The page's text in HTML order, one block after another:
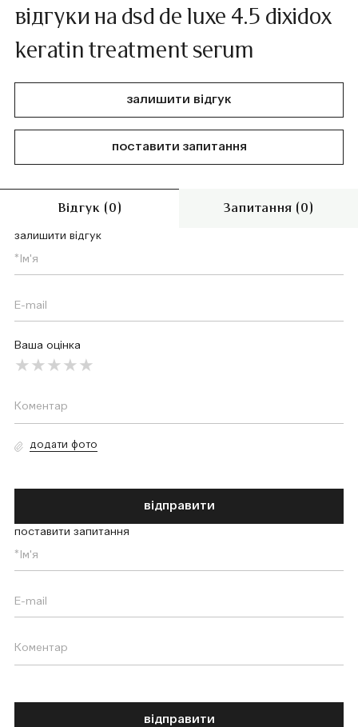
відгуки на dsd de luxe 4.5 dixidox
keratin treatment serum
залишити відгук
поставити запитання
Відгук (0) Запитання (0)
залишити відгук
Ваша оцінка
додати фото
відправити
поставити запитання
відправити